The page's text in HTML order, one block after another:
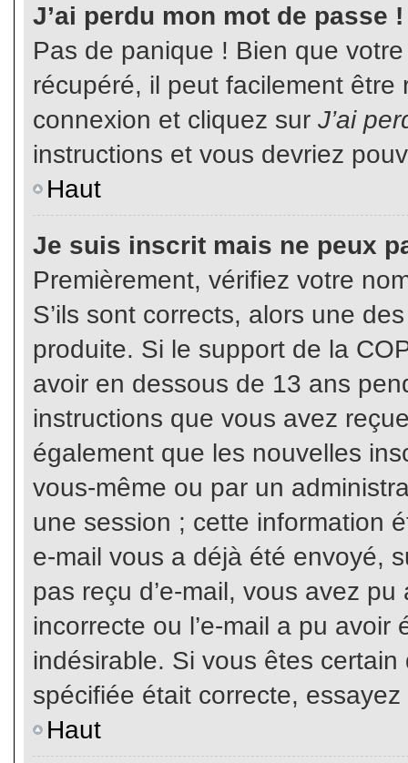
J’ai perdu mon mot de passe !
Pas de panique ! Bien que
récupéré, il peut facilement
connexion et cliquez sur J’ai
instructions et vous devriez
Haut
Je suis inscrit mais ne peux
Premièrement, vérifiez votre
S’ils sont corrects, alors une
produite. Si le support de la
avoir en dessous de 13 ans
instructions que vous avez
également que les nouvelles
vous-même ou par un
une session ; cette information
e-mail vous a déjà été envoyé,
pas reçu d’e-mail, vous avez
incorrecte ou l’e-mail a pu
indésirable. Si vous êtes
spécifiée était correcte,
Haut